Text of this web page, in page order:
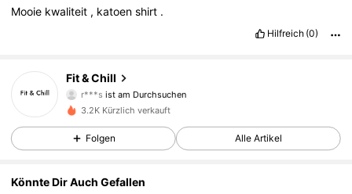
Mooie kwaliteit , katoenshirt .
Hilfreich (0)
Fit & Chill
r***sist am Durchsuchen
4,70
182 Follower
4,70 182 Follower
4,70 182 Follower
3.2K Kürzlich verkauft
Folgen Alle Artikel
Könnte Dir Auch Gefallen